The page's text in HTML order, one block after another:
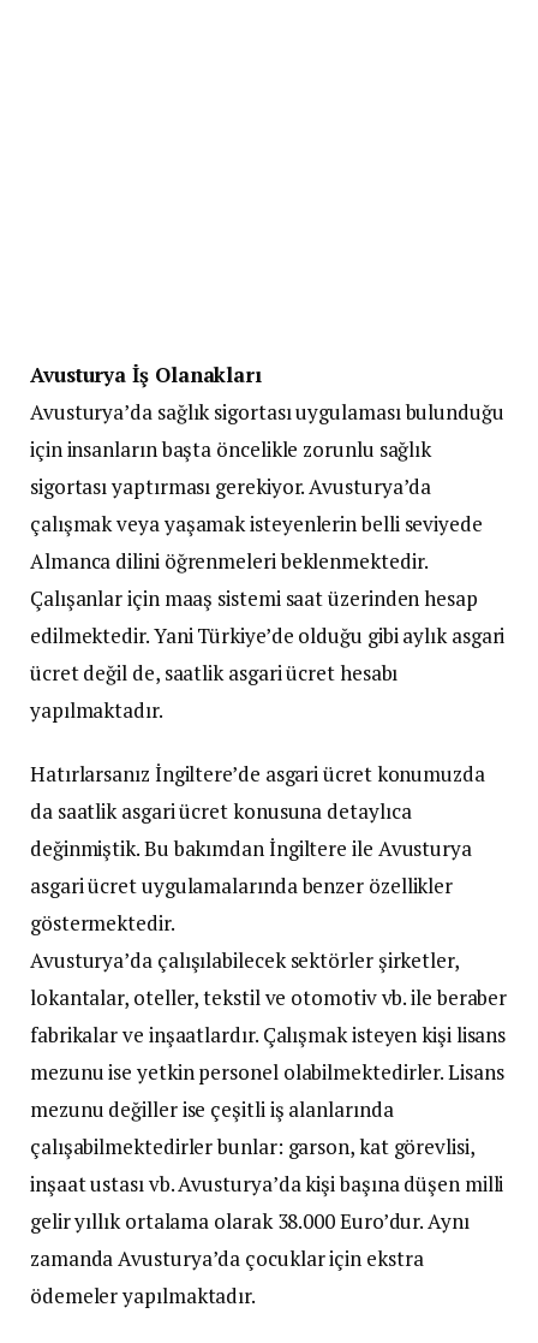
Avusturya İş Olanakları
Avusturya’da sağlık sigortası uygulaması bulunduğu
için insanların başta öncelikle zorunlu sağlık
sigortası yaptırması gerekiyor. Avusturya’da
çalışmak veya yaşamak isteyenlerin belli seviyede
Almanca dilini öğrenmeleri beklenmektedir.
Çalışanlar için maaş sistemi saat üzerinden hesap
edilmektedir. Yani Türkiye’de olduğu gibi aylık asgari
ücret değil de, saatlik asgari ücret hesabı
yapılmaktadır.
Hatırlarsanız İngiltere’de asgari ücret konumuzda
da saatlik asgari ücret konusuna detaylıca
değinmiştik. Bu bakımdan İngiltere ile Avusturya
asgari ücret uygulamalarında benzer özellikler
göstermektedir.
Avusturya’da çalışılabilecek sektörler şirketler,
lokantalar, oteller, tekstil ve otomotiv vb. ile beraber
fabrikalar ve inşaatlardır. Çalışmak isteyen kişi lisans
mezunu ise yetkin personel olabilmektedirler. Lisans
mezunu değiller ise çeşitli iş alanlarında
çalışabilmektedirler bunlar: garson, kat görevlisi,
inşaat ustası vb. Avusturya’da kişi başına düşen milli
gelir yıllık ortalama olarak 38.000 Euro’dur. Aynı
zamanda Avusturya’da çocuklar için ekstra
ödemeler yapılmaktadır.